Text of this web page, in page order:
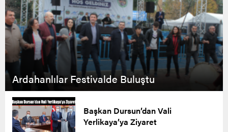
Ardahanlılar Festivalde Buluştu
Başkan Dursun’dan Vali
Yerlikaya’ya Ziyaret